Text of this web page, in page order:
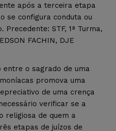
após a terceira etapa
se configura conduta ou
Precedente: STF, 1ª Turma,
FACHIN, DJE
entre o sagrado de uma
promova uma
de uma crença
verificar se a
religiosa de quem a
etapas de juízos de